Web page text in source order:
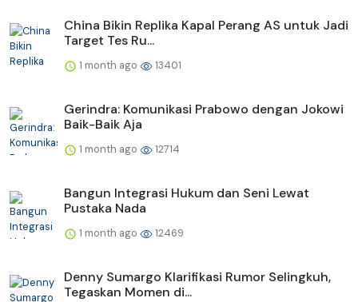
China Bikin Replika Kapal Perang AS untuk Jadi
Target Tes Ru...
1 month ago 13401
Gerindra: Komunikasi Prabowo dengan Jokowi
Baik-Baik Aja
1 month ago 12714
Bangun Integrasi Hukum dan Seni Lewat
Pustaka Nada
1 month ago 12469
Denny Sumargo Klarifikasi Rumor Selingkuh,
Tegaskan Momen di...